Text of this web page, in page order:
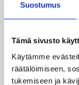
Suostumus
Tämä sivusto
Käytämme
räätälöimiseen,
tukemiseen ja